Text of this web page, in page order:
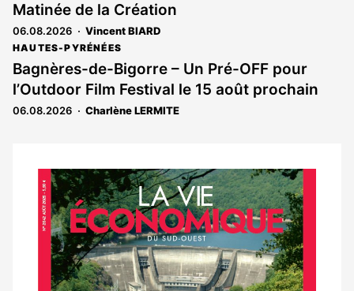
Matinée de la Création
06.08.2026 Vincent BIARD
HAUTES-PYRÉNÉES
Bagnères-de-Bigorre – Un Pré-OFF pour
l’Outdoor Film Festival le 15 août prochain
06.08.2026 Charlène LERMITE
Notre
dernier
magazine